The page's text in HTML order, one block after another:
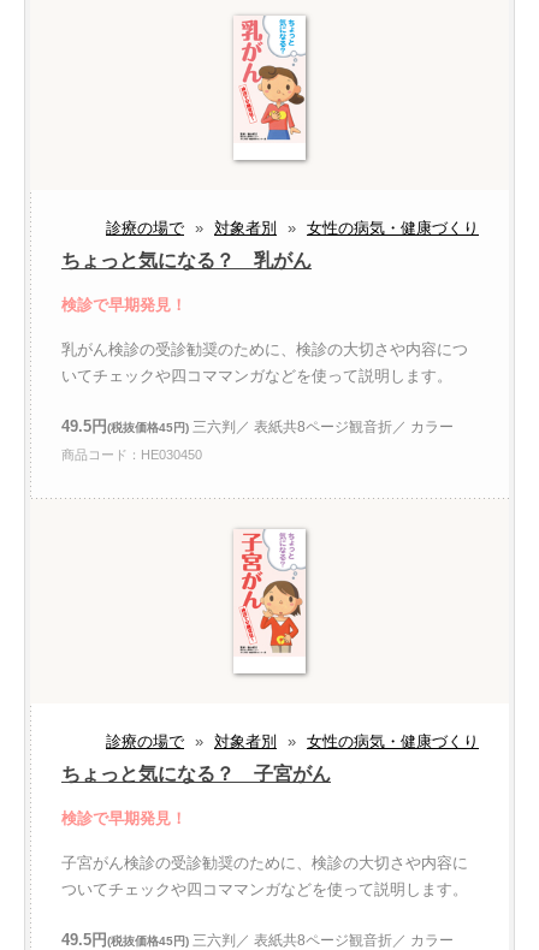
診療の場で » 対象者別 » 女性の病気・健康づくり
ちょっと気になる？ 乳がん
検診で早期発見！
乳がん検診の受診勧奨のために、検診の大切さや内容につ
いてチェックや四コママンガなどを使って説明します。
49.5円(税抜価格45円) 三六判／ 表紙共8ページ観音折／ カラー
商品コード：HE030450
診療の場で » 対象者別 » 女性の病気・健康づくり
ちょっと気になる？ 子宮がん
検診で早期発見！
子宮がん検診の受診勧奨のために、検診の大切さや内容に
ついてチェックや四コママンガなどを使って説明します。
49.5円(税抜価格45円) 三六判／ 表紙共8ページ観音折／ カラー